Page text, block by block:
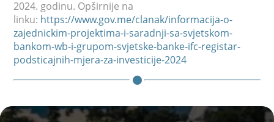
2024. godinu. Opširnije na
linku: https://www.gov.me/clanak/informacija-o-
zajednickim-projektima-i-saradnji-sa-svjetskom-
bankom-wb-i-grupom-svjetske-banke-ifc-registar-
podsticajnih-mjera-za-investicije-2024